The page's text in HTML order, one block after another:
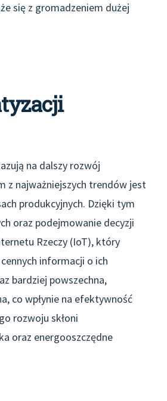
się z gromadzeniem dużej
na dalszy rozwój
z najważniejszych trendów jest
produkcyjnych. Dzięki tym
oraz podejmowanie decyzji
Rzeczy (IoT), który
informacji o ich
bardziej powszechna,
co wpłynie na efektywność
rozwoju skłoni
oraz energooszczędne